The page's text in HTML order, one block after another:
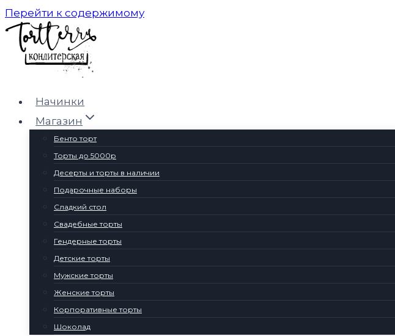
Перейти к содержимому
Начинки
Магазин
Бенто торт
Торты до 5000р
Десерты и торты в наличии
Подарочные наборы
Сладкий стол
Свадебные торты
Гендерные торты
Детские торты
Мужские торты
Женские торты
Корпоративные торты
Шоколад